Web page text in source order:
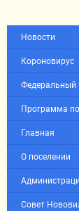
Новости
Короновирус
Федеральный
Программа
Главная
О поселении
Совет